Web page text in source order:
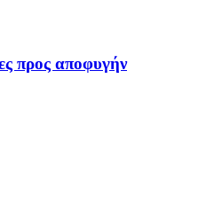
προς αποφυγήν